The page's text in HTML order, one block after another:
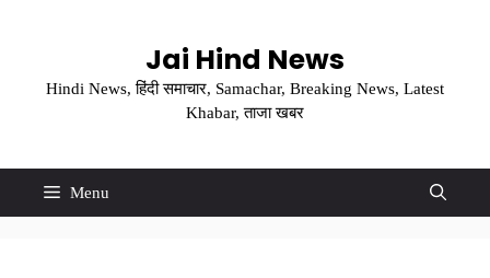
Jai Hind News
Hindi News, हिंदी समाचार, Samachar, Breaking News, Latest
Khabar, ताजा खबर
Menu